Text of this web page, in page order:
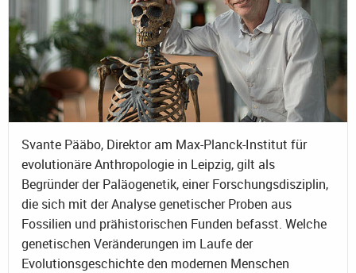
Svante Pääbo, Direktor am Max-Planck-Institut für
evolutionäre Anthropologie in Leipzig, gilt als
Begründer der Paläogenetik, einer Forschungsdisziplin,
die sich mit der Analyse genetischer Proben aus
Fossilien und prähistorischen Funden befasst. Welche
genetischen Veränderungen im Laufe der
Evolutionsgeschichte den modernen Menschen